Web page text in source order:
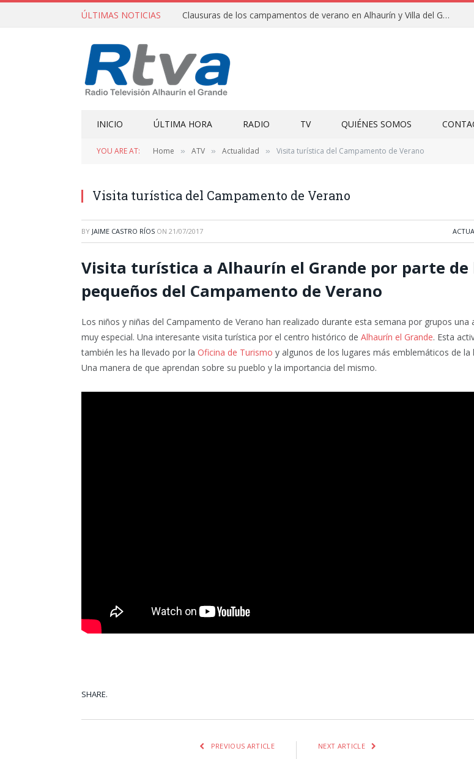
ÚLTIMAS NOTICIAS Clausuras de los campamentos de verano en Alhaurín y Villa del Guadalhorce 2026
INICIO ÚLTIMA HORA RADIO TV QUIÉNES SOMOS
YOU ARE AT: Home » ATV » Actualidad » Visita turística del Campamento de Verano
Visita turística del Campamento de Verano
BY JAIME CASTRO RÍOS ON 21/07/2017
Visita turística a Alhaurín el Grande por parte de
pequeños del Campamento de Verano
Los niños y niñas del Campamento de Verano han realizado durante esta semana por grupos una
muy especial. Una interesante visita turística por el centro histórico de Alhaurín el Grande. Esta
también les ha llevado por la Oficina de Turismo y algunos de los lugares más emblemáticos de la
Una manera de que aprendan sobre su pueblo y la importancia del mismo.
SHARE.
PREVIOUS ARTICLE NEXT ARTICLE